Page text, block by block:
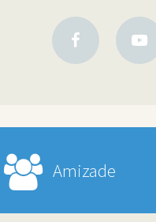
Amizade